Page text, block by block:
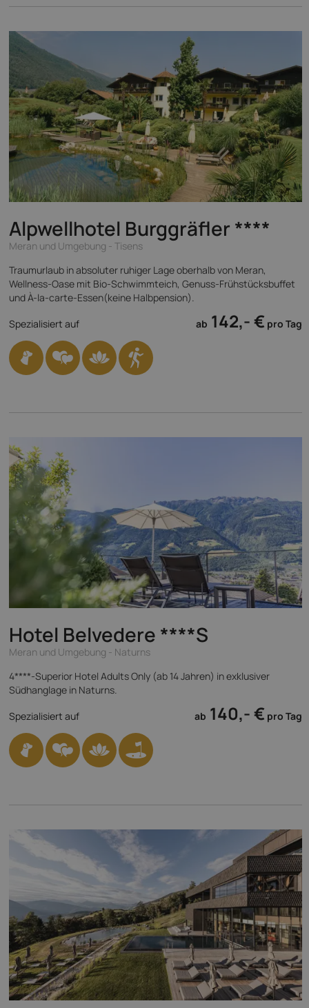
Alpwellhotel Burggräfler ****
Meran und Umgebung - Tisens
Traumurlaub in absoluter ruhiger Lage oberhalb von Meran,
Wellness-Oase mit Bio-Schwimmteich, Genuss-Frühstücksbuffet
und À-la-carte-Essen(keine Halbpension).
Spezialisiert auf
ab 142,- € pro Tag
Hotel Belvedere ****S
Meran und Umgebung - Naturns
4****-Superior Hotel Adults Only (ab 14 Jahren) in exklusiver
Südhanglage in Naturns.
Spezialisiert auf
ab 140,- € pro Tag